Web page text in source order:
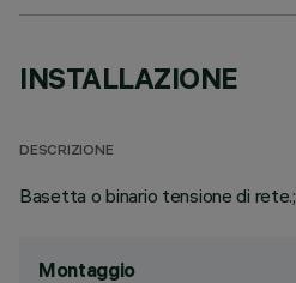
INSTALLAZIONE
DESCRIZIONE
Basetta o binario tensione di rete.;
Montaggio